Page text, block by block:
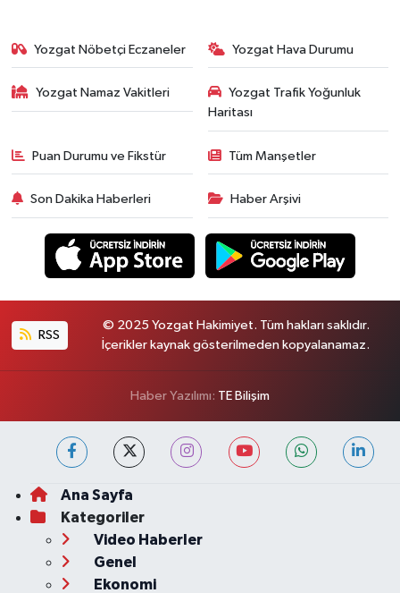
Yozgat Nöbetçi Eczaneler Yozgat Hava Durumu
Yozgat Namaz Vakitleri
Yozgat Trafik Yoğunluk
Haritası
Puan Durumu ve Fikstür Tüm Manşetler
Son Dakika Haberleri Haber Arşivi
RSS
© 2025 Yozgat Hakimiyet. Tüm hakları saklıdır.
İçerikler kaynak gösterilmeden kopyalanamaz.
Haber Yazılımı: TE Bilişim
Ana Sayfa
Kategoriler
Video Haberler
Genel
Ekonomi